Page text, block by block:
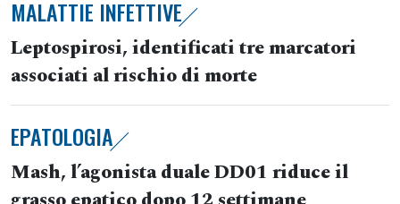
MALATTIE INFETTIVE
Leptospirosi, identificati tre marcatori
associati al rischio di morte
EPATOLOGIA
Mash, l’agonista duale DD01 riduce il